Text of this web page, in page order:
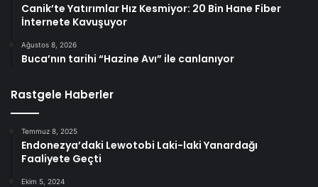
Canik’te Yatırımlar Hız Kesmiyor: 20 Bin Hane Fiber
İnternete Kavuşuyor
Ağustos 8, 2026
Buca’nın tarihi “Hazine Avı” ile canlanıyor
Rastgele Haberler
Temmuz 8, 2025
Endonezya’daki Lewotobi Laki-laki Yanardağı
Faaliyete Geçti
Ekim 5, 2024